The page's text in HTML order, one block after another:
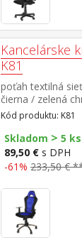
Kancelárske
K81
poťah textilná
čierna / zelená
mechanizmus
sedu 45-55 cm,
odporúčaná
Kód produktu: K81
Skladom > 5 ks
89,50 € s DPH
-61% 233,50 €